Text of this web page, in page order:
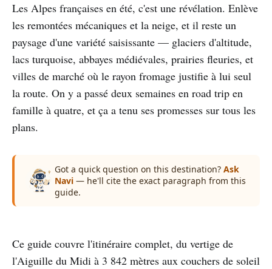
Les Alpes françaises en été, c'est une révélation. Enlève
les remontées mécaniques et la neige, et il reste un
paysage d'une variété saisissante — glaciers d'altitude,
lacs turquoise, abbayes médiévales, prairies fleuries, et
villes de marché où le rayon fromage justifie à lui seul
la route. On y a passé deux semaines en road trip en
famille à quatre, et ça a tenu ses promesses sur tous les
plans.
Got a quick question on this destination? Ask
Navi — he'll cite the exact paragraph from this
guide.
Ce guide couvre l'itinéraire complet, du vertige de
l'Aiguille du Midi à 3 842 mètres aux couchers de soleil